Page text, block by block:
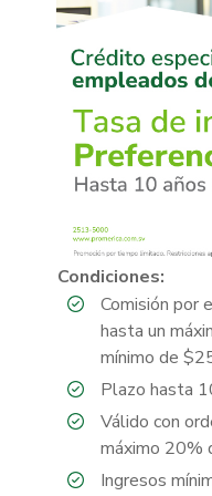
Condiciones:
Comisión por
hasta un
mínimo de
Plazo hasta
Válido con
máximo 20%
Ingresos